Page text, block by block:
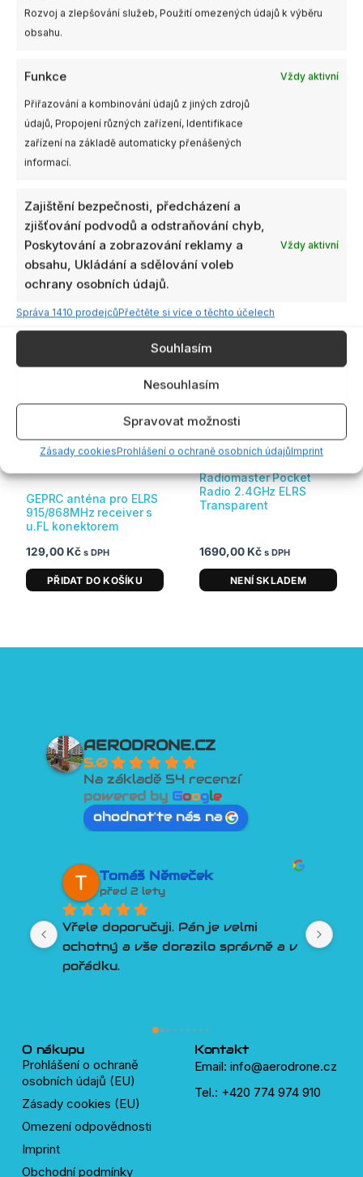
Rozvoj a zlepšování služeb, Použití omezených údajů k výběru
obsahu.
Funkce Vždy aktivní
Přiřazování a kombinování údajů z jiných zdrojů
údajů, Propojení různých zařízení, Identifikace
zařízení na základě automaticky přenášených
informací.
Zajištění bezpečnosti, předcházení a
zjišťování podvodů a odstraňování chyb,
Poskytování a zobrazování reklamy a
obsahu, Ukládání a sdělování voleb
ochrany osobních údajů.
Vždy aktivní
Správa 1410 prodejcůPřečtěte si více o těchto účelech
Souhlasím
Nesouhlasím
Spravovat možnosti
Zásady cookiesProhlášení o ochraně osobních údajůImprint
Dostupnost:
skladem
GEPRC anténa
915M/2.4G Dual-Band T
s u.FL konektorem
PŘIDAT DO KOŠÍKU
3500mAh 3,6V
NENÍ SKLADEM
Dostupnost: 1ks
skladem
GEPRC anténa pro ELRS
915/868MHz receiver s
u.FL konektorem
129,00 Kč s DPH
PŘIDAT DO KOŠÍKU
Není skladem
Radiomaster Pocket
Radio 2.4GHz ELRS
Transparent
1690,00 Kč s DPH
NENÍ SKLADEM
AERODRONE.CZ
5.0
Na základě 54 recenzí
powered by Google
ohodnoťte nás na
Tomáš Němeček
před 2 lety
Vřele doporučuji. Pán je velmi
ochotný a vše dorazilo správně a v
pořádku.
O nákupu
Prohlášení o ochraně
osobních údajů (EU)
Zásady cookies (EU)
Omezení odpovědnosti
Imprint
Obchodní podmínky
Kontakt
Email: info@aerodrone.cz
Tel.: +420 774 974 910